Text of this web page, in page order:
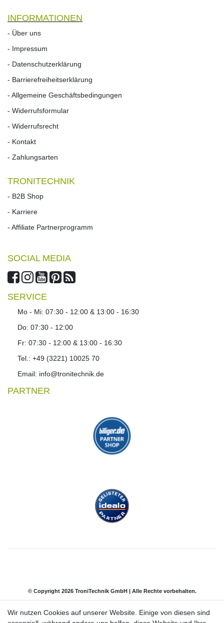
INFORMATIONEN
- Über uns
- Impressum
- Datenschutzerklärung
- Barrierefreiheitserklärung
- Allgemeine Geschäftsbedingungen
- Widerrufsformular
- Widerrufs­recht
- Kontakt
- Zahlungsarten
TRONITECHNIK
- B2B Shop
- Karriere
- Affiliate Partnerprogramm
SOCIAL MEDIA
SERVICE
Mo - Mi: 07:30 - 12:00 & 13:00 - 16:30
Do: 07:30 - 12:00
Fr: 07:30 - 12:00 & 13:00 - 16:30
Tel.: +49 (3221) 10025 70
Email: info@tronitechnik.de
PARTNER
© Copyright 2026 TroniTechnik GmbH | Alle Rechte vorbehalten.
Impressum Daten­schutz­erklärung AGB
Wir nutzen Cookies auf unserer Website. Einige von diesen sind